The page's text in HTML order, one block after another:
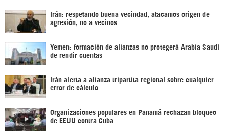
Irán: respetando buena vecindad, atacamos origen de
agresión, no a vecinos
Yemen: formación de alianzas no protegerá Arabia Saudí
de rendir cuentas
Irán alerta a alianza tripartita regional sobre cualquier
error de cálculo
Organizaciones populares en Panamá rechazan bloqueo
de EEUU contra Cuba